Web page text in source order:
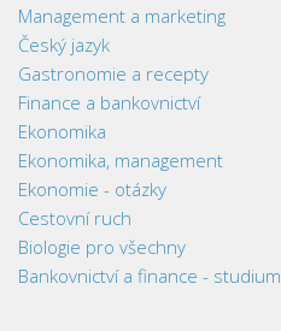
Management a marketing
Český jazyk
Gastronomie a recepty
Finance a bankovnictví
Ekonomika
Ekonomika, management
Ekonomie - otázky
Cestovní ruch
Biologie pro všechny
Bankovnictví a finance - studium